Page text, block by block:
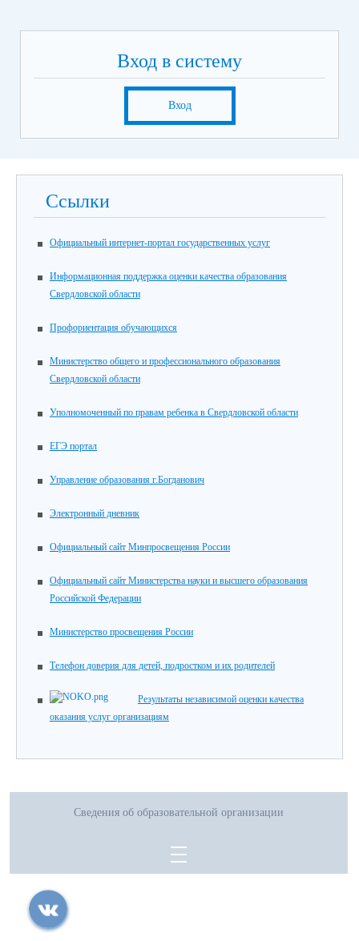
Вход в систему
Вход
Ссылки
Официальный интернет-портал государственных услуг
Информационная поддержка оценки качества образования
Свердловской области
Профориентация обучающихся
Министерство общего и профессионального образования
Свердловской области
Уполномоченный по правам ребенка в Свердловской области
ЕГЭ портал
Управление образования г.Богданович
Электронный дневник
Официальный сайт Минпросвещения России
Официальный сайт Министерства науки и высшего образования
Российской Федерации
Министерство просвещения России
Телефон доверия для детей, подростком и их родителей
Результаты независимой оценки качества
оказания услуг организациям
Сведения об образовательной организации